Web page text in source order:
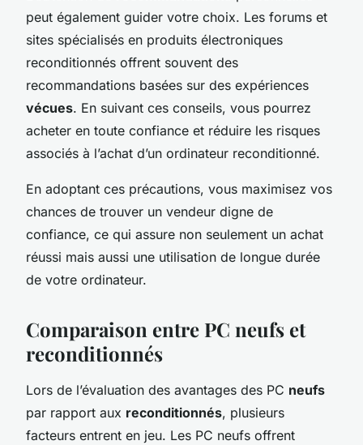
peut également guider votre choix. Les forums et
sites spécialisés en produits électroniques
reconditionnés offrent souvent des
recommandations basées sur des expériences
vécues. En suivant ces conseils, vous pourrez
acheter en toute confiance et réduire les risques
associés à l’achat d’un ordinateur reconditionné.
En adoptant ces précautions, vous maximisez vos
chances de trouver un vendeur digne de
confiance, ce qui assure non seulement un achat
réussi mais aussi une utilisation de longue durée
de votre ordinateur.
Comparaison entre PC neufs et
reconditionnés
Lors de l’évaluation des avantages des PC neufs
par rapport aux reconditionnés, plusieurs
facteurs entrent en jeu. Les PC neufs offrent